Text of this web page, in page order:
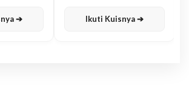
➔ Ikuti Kuisnya ➔